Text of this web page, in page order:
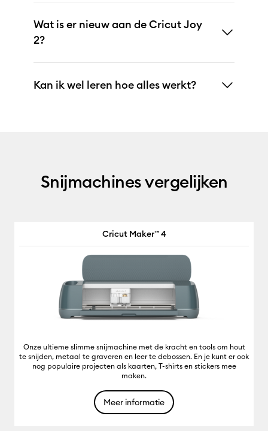
Wat is er nieuw aan de Cricut Joy
2?
Kan ik wel leren hoe alles werkt?
Snijmachines vergelijken
Cricut Maker™ 4
Onze ultieme slimme snijmachine met de kracht en tools om hout
te snijden, metaal te graveren en leer te debossen. En je kunt er ook
nog populaire projecten als kaarten, T-shirts en stickers mee
maken.
Meer informatie